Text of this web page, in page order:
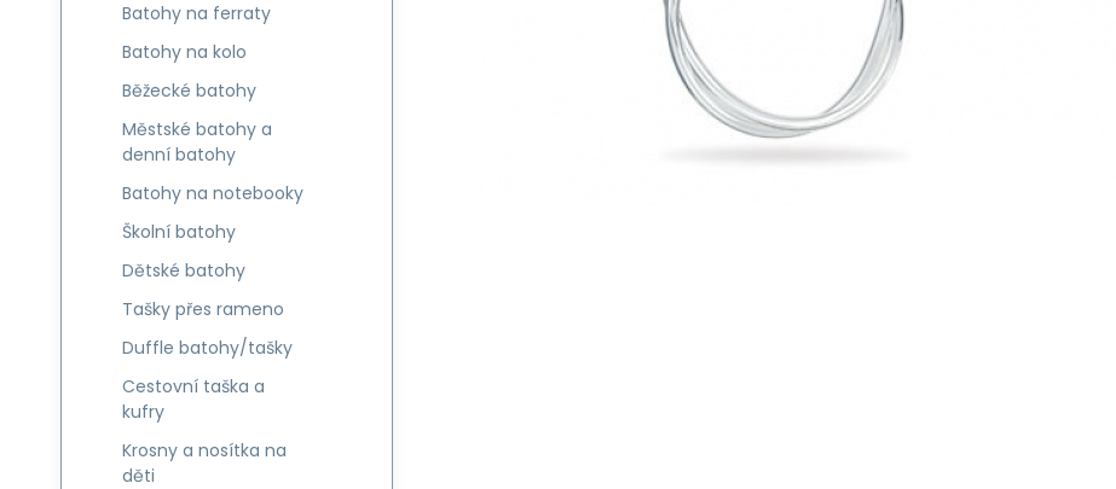
Batohy na ferraty
Batohy na kolo
Běžecké batohy
Městské batohy a
denní batohy
Batohy na notebooky
Školní batohy
Dětské batohy
Tašky přes rameno
Duffle batohy/tašky
Cestovní taška a
kufry
Krosny a nosítka na
děti